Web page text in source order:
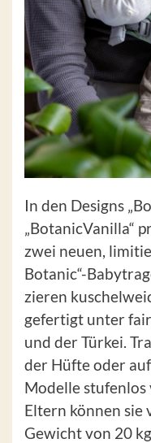
In den Designs
„BotanicVanilla“
zwei neuen,
Botanic“-
zieren
gefertigt unter
und der Türkei.
der Hüfte oder
Modelle
Eltern können sie
Gewicht von 20